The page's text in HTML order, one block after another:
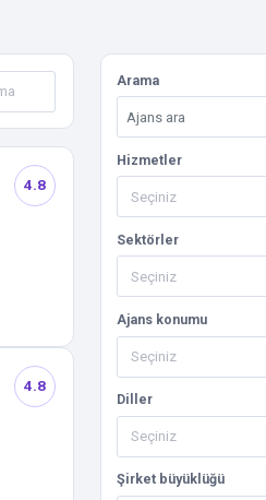
4.8
4.8
Arama
Hizmetler
Sektörler
Ajans konumu
Diller
Şirket büyüklüğü